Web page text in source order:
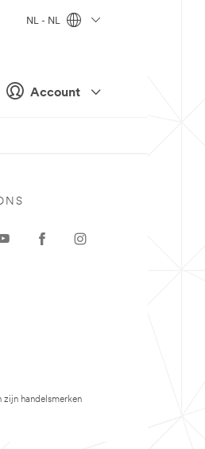
Account
NL - NL
zijn handelsmerken